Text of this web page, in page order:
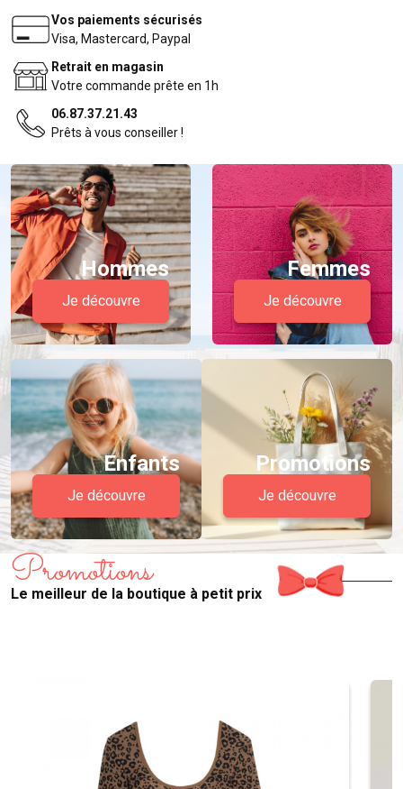
Vos paiements sécurisés
Visa, Mastercard, Paypal
Retrait en magasin
Votre commande prête en 1h
06.87.37.21.43
Prêts à vous conseiller !
Hommes
Je découvre
Femmes
Je découvre
Enfants
Je découvre
Promotions
Je découvre
Promotions
Le meilleur de la boutique à petit prix